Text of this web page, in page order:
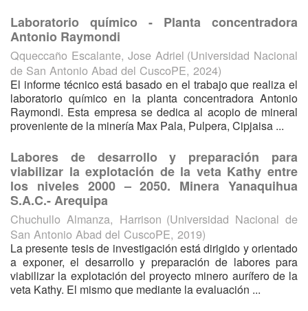
Laboratorio químico - Planta concentradora
Antonio Raymondi
Qqueccaño Escalante, Jose Adriel (Universidad Nacional
de San Antonio Abad del CuscoPE, 2024)
El informe técnico está basado en el trabajo que realiza el
laboratorio químico en la planta concentradora Antonio
Raymondi. Esta empresa se dedica al acopio de mineral
proveniente de la minería Max Pala, Pulpera, Cipjaisa ...
Labores de desarrollo y preparación para
viabilizar la explotación de la veta Kathy entre
los niveles 2000 – 2050. Minera Yanaquihua
S.A.C.- Arequipa
Chuchullo Almanza, Harrison (Universidad Nacional de
San Antonio Abad del CuscoPE, 2019)
La presente tesis de investigación está dirigido y orientado
a exponer, el desarrollo y preparación de labores para
viabilizar la explotación del proyecto minero aurífero de la
veta Kathy. El mismo que mediante la evaluación ...